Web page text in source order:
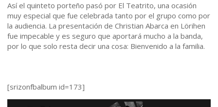
Así el quinteto porteño pasó por El Teatrito, una ocasión
muy especial que fue celebrada tanto por el grupo como por
la audiencia. La presentación de Christian Abarca en Lörihen
fue impecable y es seguro que aportará mucho a la banda,
por lo que solo resta decir una cosa: Bienvenido a la familia.
[srizonfbalbum id=173]